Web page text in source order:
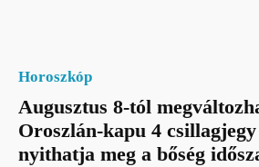
Horoszkóp
Augusztus 8-tól
Oroszlán-kapu 4
nyithatja meg a bőség